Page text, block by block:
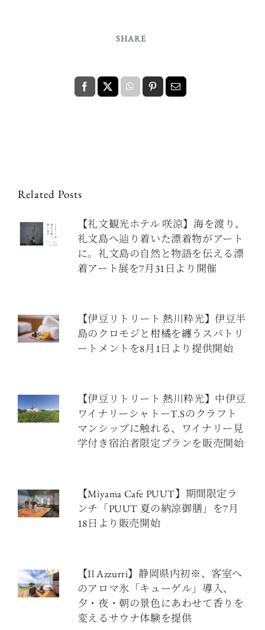
SHARE
Related Posts
【礼文観光ホテル 咲涼】海を渡り、
礼文島へ辿り着いた漂着物がアート
に。礼文島の自然と物語を伝える漂
着アート展を7月31日より開催
【伊豆リトリート 熱川粋光】伊豆半
島のクロモジと柑橘を纏うスパトリ
ートメントを8月1日より提供開始
【伊豆リトリート 熱川粋光】中伊豆
ワイナリーシャトーT.Sのクラフト
マンシップに触れる、ワイナリー見
学付き宿泊者限定プランを販売開始
【Miyama Cafe PUUT】期間限定ラ
ンチ「PUUT 夏の納涼御膳」を7月
18日より販売開始
【Il Azzurri】静岡県内初※、客室へ
のアロマ氷「キューゲル」導入、
夕・夜・朝の景色にあわせて香りを
変えるサウナ体験を提供